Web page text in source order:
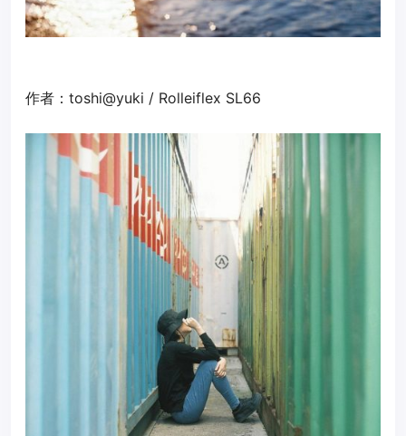
作者：toshi@yuki / Rolleiflex SL66